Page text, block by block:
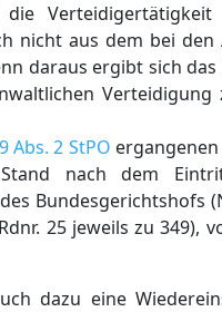
nicht aus dem bei den
daraus ergibt sich
Abs. 2 StPO
nach dem
Bundesgerichtshofs
25 jeweils zu
dazu eine